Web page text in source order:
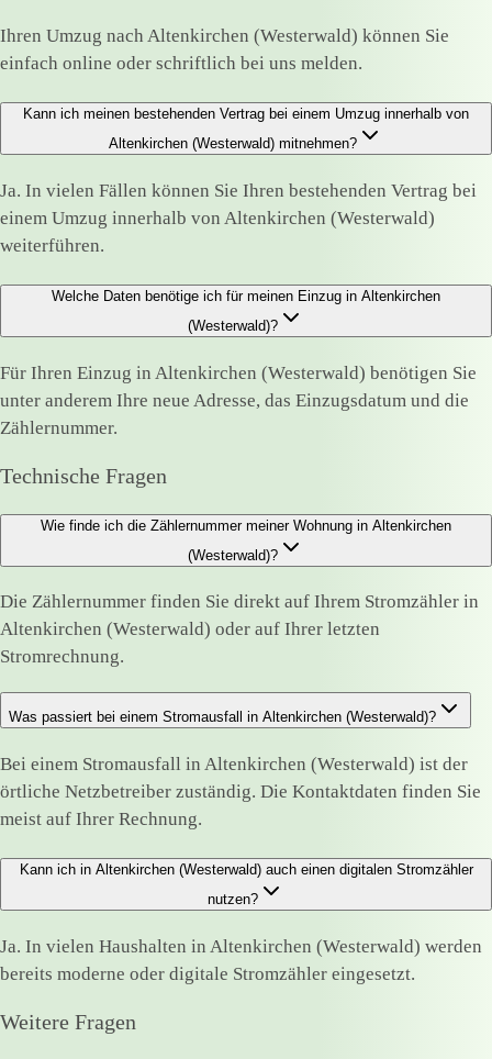
Ihren Umzug nach Altenkirchen (Westerwald) können Sie
einfach online oder schriftlich bei uns melden.
Kann ich meinen bestehenden Vertrag bei einem Umzug innerhalb von
Altenkirchen (Westerwald) mitnehmen?
Ja. In vielen Fällen können Sie Ihren bestehenden Vertrag bei
einem Umzug innerhalb von Altenkirchen (Westerwald)
weiterführen.
Welche Daten benötige ich für meinen Einzug in Altenkirchen
(Westerwald)?
Für Ihren Einzug in Altenkirchen (Westerwald) benötigen Sie
unter anderem Ihre neue Adresse, das Einzugsdatum und die
Zählernummer.
Technische Fragen
Wie finde ich die Zählernummer meiner Wohnung in Altenkirchen
(Westerwald)?
Die Zählernummer finden Sie direkt auf Ihrem Stromzähler in
Altenkirchen (Westerwald) oder auf Ihrer letzten
Stromrechnung.
Was passiert bei einem Stromausfall in Altenkirchen (Westerwald)?
Bei einem Stromausfall in Altenkirchen (Westerwald) ist der
örtliche Netzbetreiber zuständig. Die Kontaktdaten finden Sie
meist auf Ihrer Rechnung.
Kann ich in Altenkirchen (Westerwald) auch einen digitalen Stromzähler
nutzen?
Ja. In vielen Haushalten in Altenkirchen (Westerwald) werden
bereits moderne oder digitale Stromzähler eingesetzt.
Weitere Fragen